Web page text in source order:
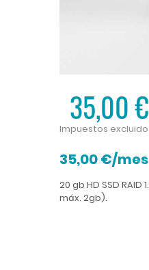
35,00 €
Impuestos
35,00 €/mes
20 gb HD SSD
máx. 2gb).